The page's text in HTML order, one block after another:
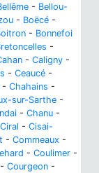
- Bellou-
- Boëcé -
- Bonnefoi
-
- Caligny -
- Ceaucé -
- Chahains -
sur-Sarthe -
- Chanu -
Ciral - Cisai-
- Commeaux -
- Coulimer -
- Courgeon -